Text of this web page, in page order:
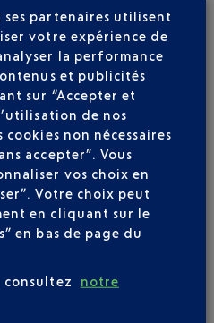
CE VOL
ses partenaires utilisent
votre expérience de
la performance
et publicités
sur “Accepter et
de nos
non nécessaires
accepter”. Vous
vos choix en
Votre choix peut
en cliquant sur le
en bas de page du
consultez
notre